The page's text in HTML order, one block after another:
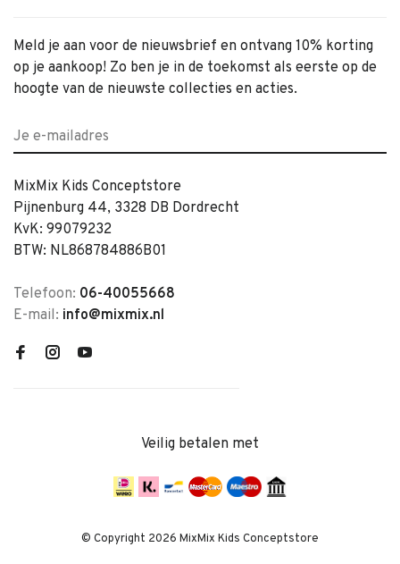
Meld je aan voor de nieuwsbrief en ontvang 10% korting
op je aankoop! Zo ben je in de toekomst als eerste op de
hoogte van de nieuwste collecties en acties.
MixMix Kids Conceptstore
Pijnenburg 44, 3328 DB Dordrecht
KvK: 99079232
BTW: NL868784886B01
Telefoon: 06-40055668
E-mail: info@mixmix.nl
Veilig betalen met
© Copyright 2026 MixMix Kids Conceptstore